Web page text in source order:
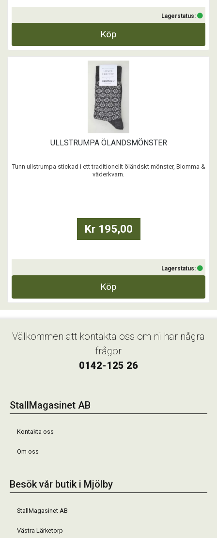
Lagerstatus:
Köp
ULLSTRUMPA ÖLANDSMÖNSTER
Tunn ullstrumpa stickad i ett traditionellt öländskt mönster, Blomma &
väderkvarn.
Kan tvättas i maskin 40 grader.
Svensktillverkade. ...
Kr 195,00
Lagerstatus:
Köp
Välkommen att kontakta oss om ni har några
frågor
0142-125 26
StallMagasinet AB
Kontakta oss
Om oss
Besök vår butik i Mjölby
StallMagasinet AB
Västra Lärketorp